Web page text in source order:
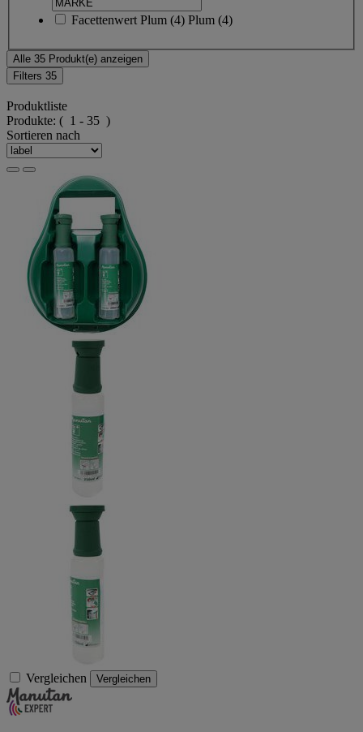
Facettenwert Plum (4) Plum (4)
Alle 35 Produkt(e) anzeigen
Filters 35
Produktliste
Produkte: ( 1 - 35 )
Sortieren nach
Vergleichen Vergleichen